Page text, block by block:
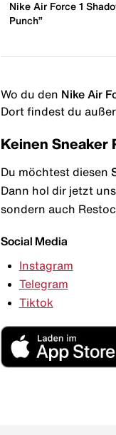
Nike Air Force 1
Punch”
Wo du den Nike Air
Dort findest du
Keinen Sneaker
Du möchtest diesen
Dann hol dir jetzt
sondern auch
Social Media
Instagram
Telegram
Tiktok